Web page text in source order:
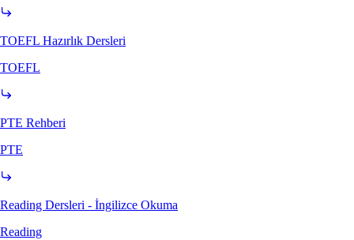
TOEFL Hazırlık Dersleri
TOEFL
PTE Rehberi
PTE
Reading Dersleri - İngilizce Okuma
Reading